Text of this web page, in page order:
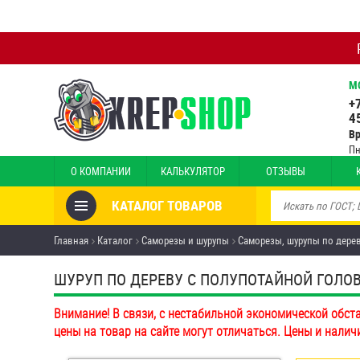
О КОМПАНИИ КАЛЬКУЛЯТОР ОТЗЫВЫ
КАТАЛОГ ТОВАРОВ
Товары со скидкой
Анкеры
Антивандальный крепёж,
инструмент
Болты и винты
Главная Каталог Саморезы и шурупы Саморезы, шурупы по
ШУРУП ПО ДЕРЕВУ С ПОЛУПОТАЙНОЙ
Внимание! В связи, с нестабильной экономической
цены на товар на сайте могут отличаться. Цены и